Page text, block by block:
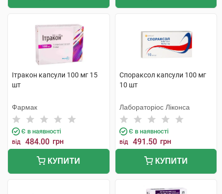
Ітракон капсули 100 мг 15
шт
Фармак
Є в наявності
від 484.00 грн
КУПИТИ
Спораксол капсули 100 мг
10 шт
Лабораторіос Ліконса
Є в наявності
від 491.50 грн
КУПИТИ